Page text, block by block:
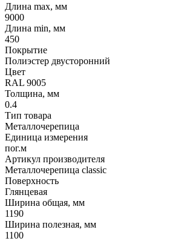
Длина max, мм
9000
Длина min, мм
450
Покрытие
Полиэстер двусторонний
Цвет
RAL 9005
Толщина, мм
0.4
Тип товара
Металлочерепица
Единица измерения
пог.м
Артикул производителя
Металлочерепица classic
Поверхность
Глянцевая
Ширина общая, мм
1190
Ширина полезная, мм
1100